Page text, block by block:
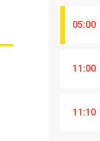
05:00
11:00
11:10